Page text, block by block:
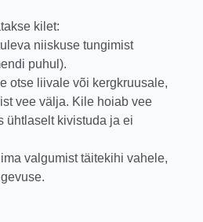
kilet:
niiskuse tungimist
puhul).
otse liivale või kergkruusale,
vee välja. Kile hoiab vee
ühtlaselt kivistuda ja ei
valgumist täitekihi vahele,